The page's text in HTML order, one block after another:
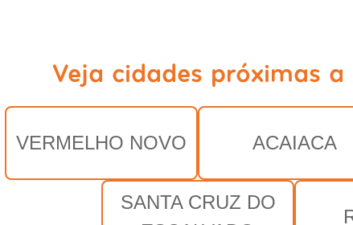
Veja cidades próximas
VERMELHO NOVO ACAIACA
SANTA CRUZ DO